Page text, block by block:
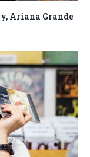
Ariana Grande